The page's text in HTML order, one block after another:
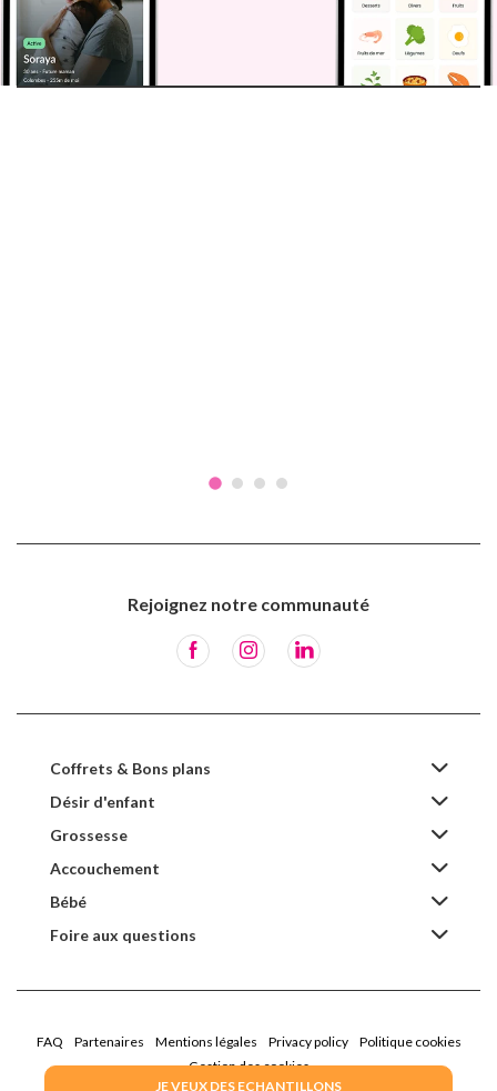
JE VEUX DES ECHANTILLONS
Rejoignez notre communauté
Coffrets & Bons plans
Désir d'enfant
Grossesse
Accouchement
Bébé
Foire aux questions
FAQ Partenaires Mentions légales Privacy policy
Politique cookies
Gestion des cookies